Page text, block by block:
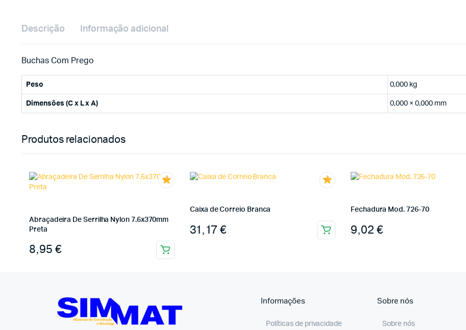
Descrição Informação adicional
Buchas Com Prego
Peso 0,000 kg
Dimensões (C x L x A) 0,000 × 0,000 mm
Produtos relacionados
Abraçadeira De Serrilha Nylon 7.6x370mm
Preta
8,95 €
Caixa de Correio Branca
31,17 €
Fechadura Mod. 726-70
9,02 €
Informações
Políticas de privacidade
Sobre nós
Sobre nós